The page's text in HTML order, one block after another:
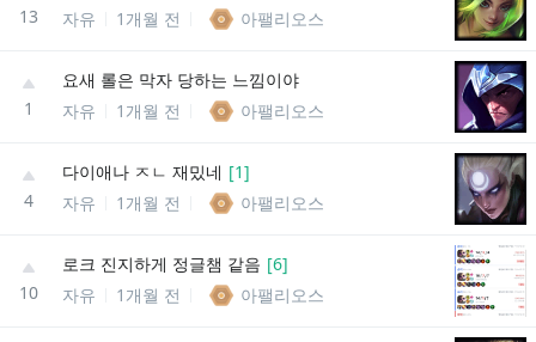
13
자유
1개월 전 아팰리오스
1
요새 롤은 막자 당하는 느낌이야
자유
1개월 전 아팰리오스
4
다이애나 ㅈㄴ 재밌네 [1]
자유
1개월 전 아팰리오스
10
로크 진지하게 정글챔 같음 [6]
자유
1개월 전 아팰리오스